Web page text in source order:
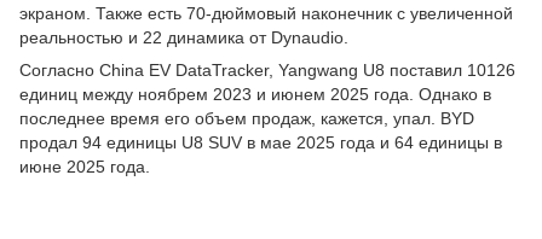
экраном. Также есть 70-дюймовый наконечник с увеличенной
реальностью и 22 динамика от Dynaudio.
Согласно China EV DataTracker, Yangwang U8 поставил 10126
единиц между ноябрем 2023 и июнем 2025 года. Однако в
последнее время его объем продаж, кажется, упал. BYD
продал 94 единицы U8 SUV в мае 2025 года и 64 единицы в
июне 2025 года.